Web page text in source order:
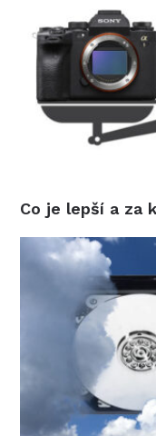
Co je lepší a za